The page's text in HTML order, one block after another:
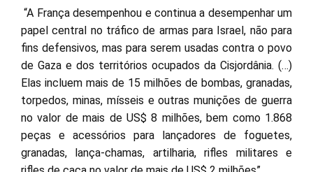
“A França desempenhou e continua a desempenhar um
papel central no tráfico de armas para Israel, não para
fins defensivos, mas para serem usadas contra o povo
de Gaza e dos territórios ocupados da Cisjordânia. (…)
Elas incluem mais de 15 milhões de bombas, granadas,
torpedos, minas, mísseis e outras munições de guerra
no valor de mais de US$ 8 milhões, bem como 1.868
peças e acessórios para lançadores de foguetes,
granadas, lança-chamas, artilharia, rifles militares e